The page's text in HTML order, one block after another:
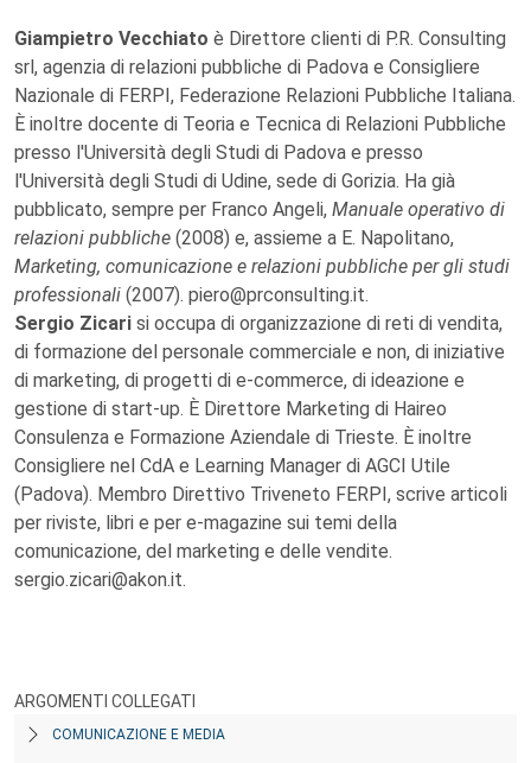
Giampietro Vecchiato è Direttore clienti di P.R. Consulting
srl, agenzia di relazioni pubbliche di Padova e Consigliere
Nazionale di FERPI, Federazione Relazioni Pubbliche Italiana.
È inoltre docente di Teoria e Tecnica di Relazioni Pubbliche
presso l'Università degli Studi di Padova e presso
l'Università degli Studi di Udine, sede di Gorizia. Ha già
pubblicato, sempre per Franco Angeli, Manuale operativo di
relazioni pubbliche (2008) e, assieme a E. Napolitano,
Marketing, comunicazione e relazioni pubbliche per gli studi
professionali (2007). piero@prconsulting.it.
Sergio Zicari si occupa di organizzazione di reti di vendita,
di formazione del personale commerciale e non, di iniziative
di marketing, di progetti di e-commerce, di ideazione e
gestione di start-up. È Direttore Marketing di Haireo
Consulenza e Formazione Aziendale di Trieste. È inoltre
Consigliere nel CdA e Learning Manager di AGCI Utile
(Padova). Membro Direttivo Triveneto FERPI, scrive articoli
per riviste, libri e per e-magazine sui temi della
comunicazione, del marketing e delle vendite.
sergio.zicari@akon.it.
ARGOMENTI COLLEGATI
COMUNICAZIONE E MEDIA